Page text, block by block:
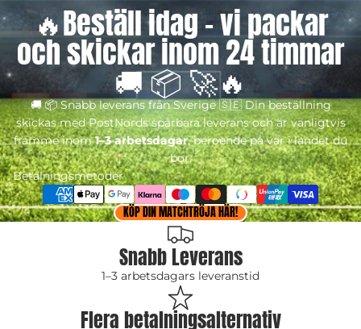
🔥Beställ idag – vi packar
och skickar inom 24 timmar
🚚 📦 🚀🔥
🚚 📦 Snabb leverans från Sverige 🇸🇪 Din beställning
skickas med PostNords spårbara leverans och är vanligtvis
framme inom1–3 arbetsdagar, beroende på var i landet du
bor.
Betalningsmetoder
KÖP DIN MATCHTRÖJA HÄR!
Snabb Leverans
1–3 arbetsdagars leveranstid
Flera betalningsalternativ